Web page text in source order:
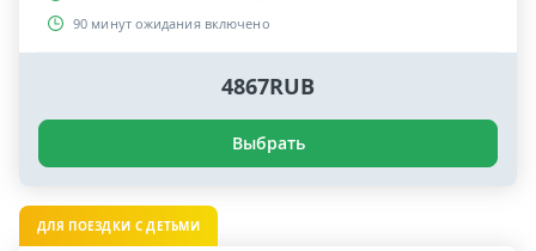
90 минут ожидания включено
4867RUB
Выбрать
ДЛЯ ПОЕЗДКИ С ДЕТЬМИ